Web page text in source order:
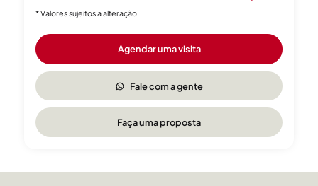
No Exposição temos a Prefeitura Municipal e a Câmara
Comércio e serviços
O bairro conta com o Supermercado Zaffari e inúmeros cafés
como Stella Doceria e
restaurantes. É o espaço urbano mais arborizado da Cidade e o
metro quadrado mais
* Valores sujeitos a alteração.
Agendar uma visita
Fale com a gente
Faça uma proposta